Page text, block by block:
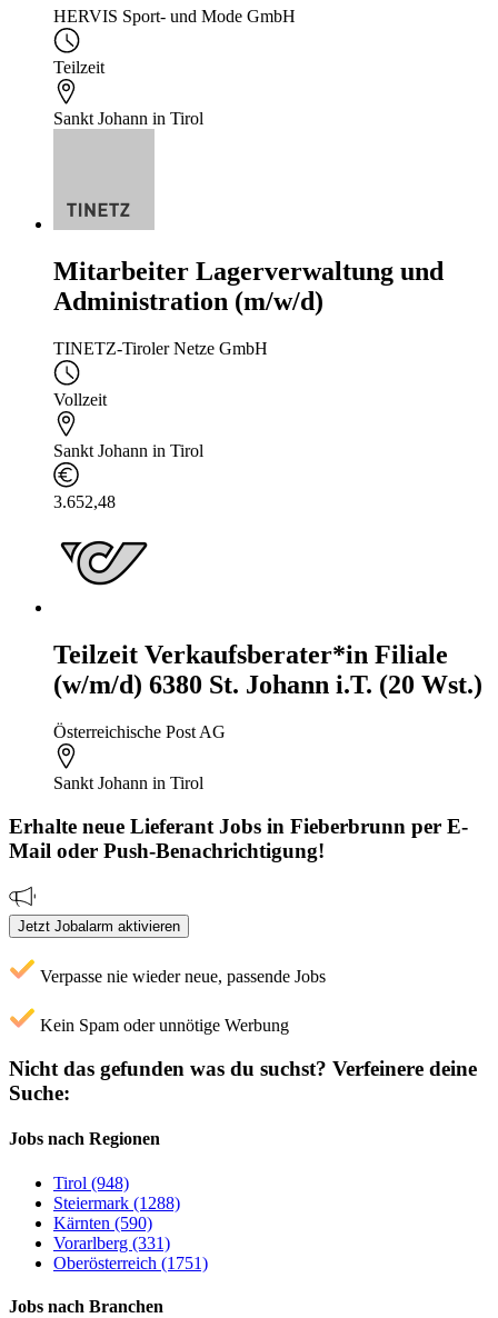
HERVIS Sport- und Mode GmbH
Teilzeit
Sankt Johann in Tirol
Mitarbeiter Lagerverwaltung und
Administration (m/w/d)
TINETZ-Tiroler Netze GmbH
Vollzeit
Sankt Johann in Tirol
3.652,48
Teilzeit Verkaufsberater*in Filiale
(w/m/d) 6380 St. Johann i.T. (20 Wst.)
Österreichische Post AG
Sankt Johann in Tirol
Erhalte neue Lieferant Jobs in Fieberbrunn per E-
Mail oder Push-Benachrichtigung!
Jetzt Jobalarm aktivieren
Verpasse nie wieder neue, passende Jobs
Kein Spam oder unnötige Werbung
Nicht das gefunden was du suchst? Verfeinere deine
Suche:
Jobs nach Regionen
Tirol (948)
Steiermark (1288)
Kärnten (590)
Vorarlberg (331)
Oberösterreich (1751)
Jobs nach Branchen